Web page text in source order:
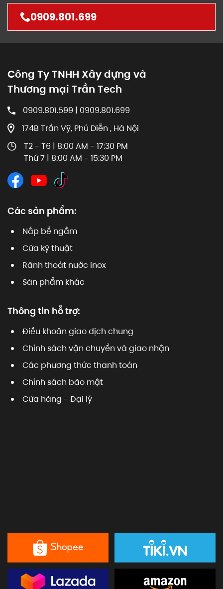
0909.801.699
Công Ty TNHH Xây dựng và
Thương mại Trần Tech
0909.801.599 | 0909.801.699
174B Trần Vỹ, Phú Diễn , Hà Nội
T2 - T6 | 8:00 AM - 17:30 PM
Thứ 7 | 8:00 AM - 15:30 PM
Các sản phẩm:
Nắp bể ngầm
Cửa kỹ thuật
Rãnh thoát nước inox
Sản phẩm khác
Thông tin hỗ trợ:
Điều khoản giao dịch chung
Chính sách vận chuyển và giao nhận
Các phương thức thanh toán
Chính sách bảo mật
Cửa hàng - Đại lý